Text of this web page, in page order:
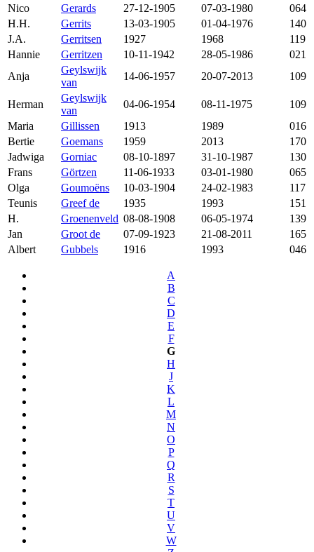
Nico
Gerards 27-12-1905 07-03-1980
064
H.H.
Gerrits 13-03-1905 01-04-1976
140
J.A.
Gerritsen 1927 1968
119
Hannie
Gerritzen 10-11-1942 28-05-1986
021
Anja
Geylswijk
van
14-06-1957 20-07-2013 109
Herman
Geylswijk
van
04-06-1954 08-11-1975
109
Maria
Gillissen 1913 1989
016
Bertie
Goemans 1959 2013
170
Jadwiga
Gorniac 08-10-1897 31-10-1987
130
Frans
Görtzen 11-06-1933 03-01-1980
065
Olga
Goumoëns 10-03-1904 24-02-1983
117
Teunis
Greef de 1935 1993
151
H.
Groenenveld 08-08-1908 06-05-1974
139
Jan
Groot de 07-09-1923 21-08-2011
165
Albert
Gubbels 1916 1993 046
A
B
C
D
E
F
G
H
J
K
L
M
N
O
P
Q
R
S
T
U
V
W